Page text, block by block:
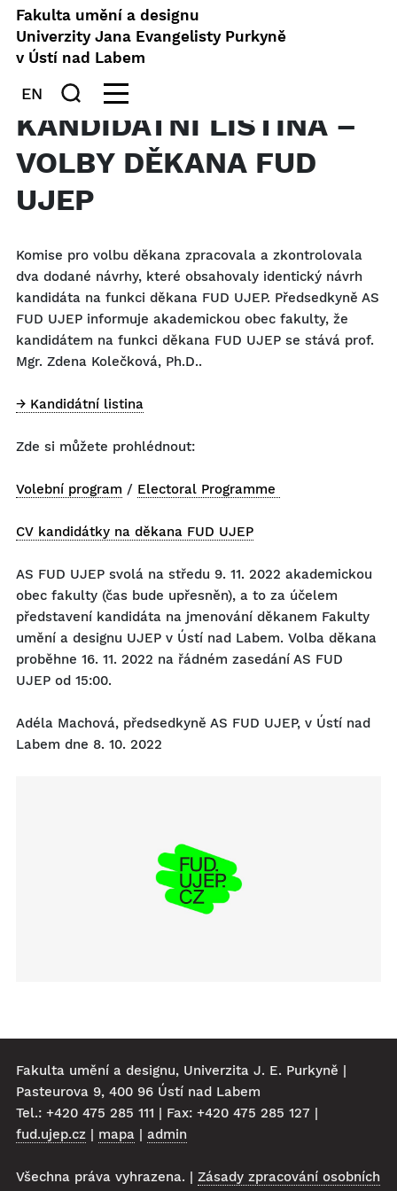
Fakulta umění a designu
Univerzity Jana Evangelisty Purkyně
v Ústí nad Labem
EN
KANDIDÁTNÍ LISTINA –
VOLBY DĚKANA FUD
UJEP
Komise pro volbu děkana zpracovala a zkontrolovala
dva dodané návrhy, které obsahovaly identický návrh
kandidáta na funkci děkana FUD UJEP. Předsedkyně AS
FUD UJEP informuje akademickou obec fakulty, že
kandidátem na funkci děkana FUD UJEP se stává prof.
Mgr. Zdena Kolečková, Ph.D..
→ Kandidátní listina
Zde si můžete prohlédnout:
Volební program / Electoral Programme
CV kandidátky na děkana FUD UJEP
AS FUD UJEP svolá na středu 9. 11. 2022 akademickou
obec fakulty (čas bude upřesněn), a to za účelem
představení kandidáta na jmenování děkanem Fakulty
umění a designu UJEP v Ústí nad Labem. Volba děkana
proběhne 16. 11. 2022 na řádném zasedání AS FUD
UJEP od 15:00.
Adéla Machová, předsedkyně AS FUD UJEP, v Ústí nad
Labem dne 8. 10. 2022
Fakulta umění a designu, Univerzita J. E. Purkyně |
Pasteurova 9, 400 96 Ústí nad Labem
Tel.: +420 475 285 111 | Fax: +420 475 285 127 |
fud.ujep.cz | mapa | admin
Všechna práva vyhrazena. | Zásady zpracování osobních